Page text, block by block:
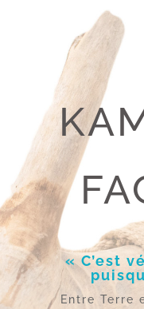
« C’est
Entre Terre